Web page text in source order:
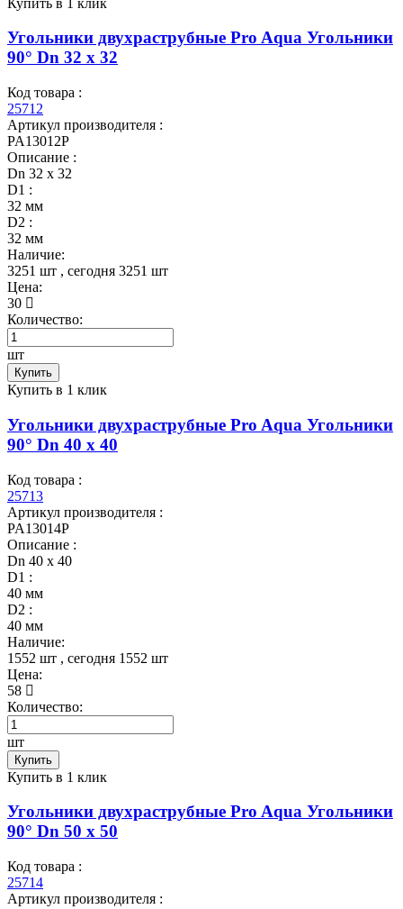
Угольники двухраструбные Pro Aqua Угольники
90° Dn 32 х 32
Код товара :
25712
Артикул производителя :
PA13012P
Описание :
Dn 32 х 32
D1 :
32 мм
D2 :
32 мм
Наличие:
3251 шт , сегодня 3251 шт
Цена:
30
Количество:
шт
Купить
Купить в 1 клик
Угольники двухраструбные Pro Aqua Угольники
90° Dn 40 х 40
Код товара :
25713
Артикул производителя :
PA13014P
Описание :
Dn 40 х 40
D1 :
40 мм
D2 :
40 мм
Наличие:
1552 шт , сегодня 1552 шт
Цена:
58
Количество:
шт
Купить
Купить в 1 клик
Угольники двухраструбные Pro Aqua Угольники
90° Dn 50 х 50
Код товара :
25714
Артикул производителя :